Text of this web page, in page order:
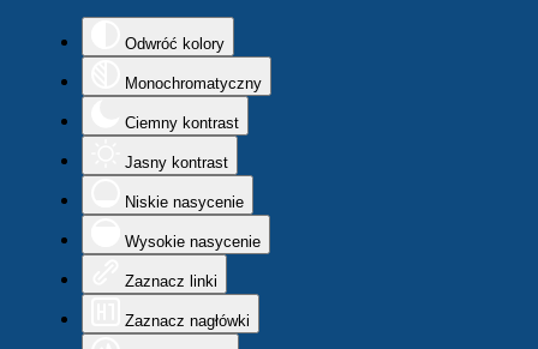
Odwróć kolory
Monochromatyczny
Ciemny kontrast
Jasny kontrast
Niskie nasycenie
Wysokie nasycenie
Zaznacz linki
Zaznacz nagłówki